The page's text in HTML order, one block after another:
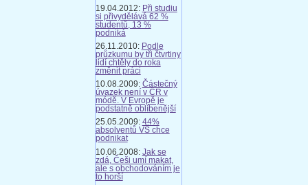
19.04.2012: Při studiu
si přivydělává 62 %
studentů, 13 %
podniká
26.11.2010: Podle
průzkumu by tři čtvrtiny
lidí chtěly do roka
změnit práci
10.08.2009: Částečný
úvazek není v ČR v
módě. V Evropě je
podstatně oblíbenější
25.05.2009: 44%
absolventů VŠ chce
podnikat
10.06.2008: Jak se
zdá, Češi umí makat,
ale s obchodováním je
to horší